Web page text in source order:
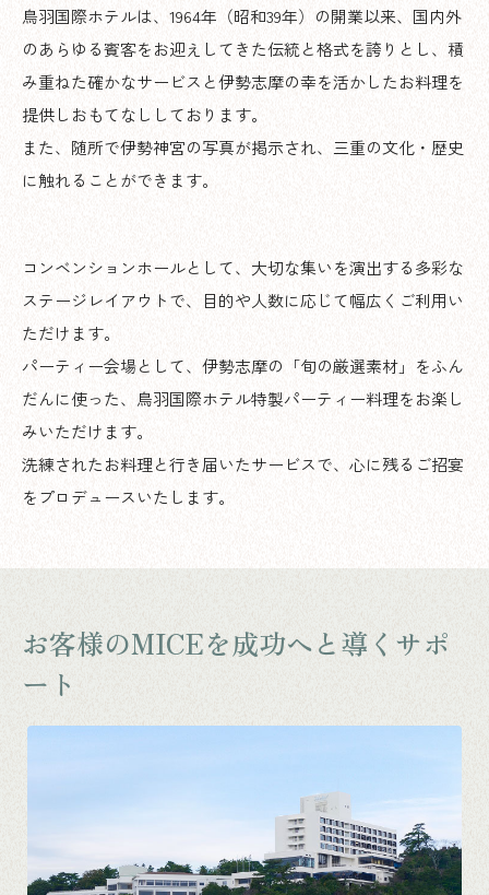
鳥羽国際ホテルは、1964年（昭和39年）の開業以来、国内外
のあらゆる賓客をお迎えしてきた伝統と格式を誇りとし、積
み重ねた確かなサービスと伊勢志摩の幸を活かしたお料理を
提供しおもてなししております。
また、随所で伊勢神宮の写真が掲示され、三重の文化・歴史
に触れることができます。
コンベンションホールとして、大切な集いを演出する多彩な
ステージレイアウトで、目的や人数に応じて幅広くご利用い
ただけます。
パーティー会場として、伊勢志摩の「旬の厳選素材」をふん
だんに使った、鳥羽国際ホテル特製パーティー料理をお楽し
みいただけます。
洗練されたお料理と行き届いたサービスで、心に残るご招宴
をプロデュースいたします。
お客様のMICEを成功へと導くサポ
ート